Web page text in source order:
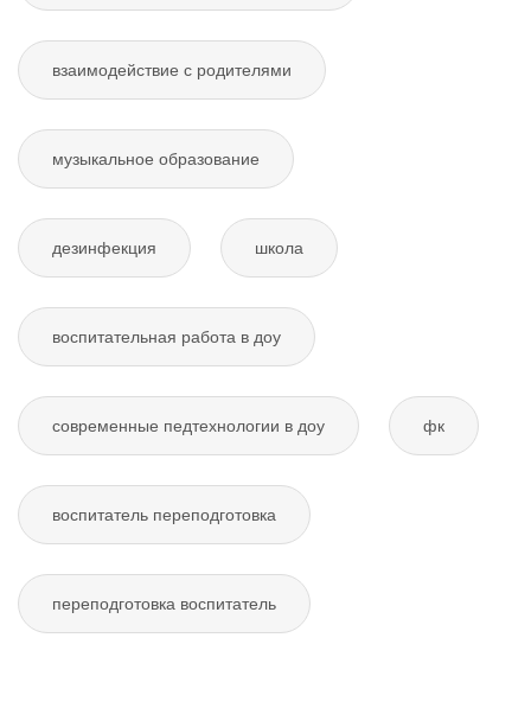
взаимодействие с родителями
музыкальное образование
дезинфекция школа
воспитательная работа в доу
современные педтехнологии в доу фк
воспитатель переподготовка
переподготовка воспитатель